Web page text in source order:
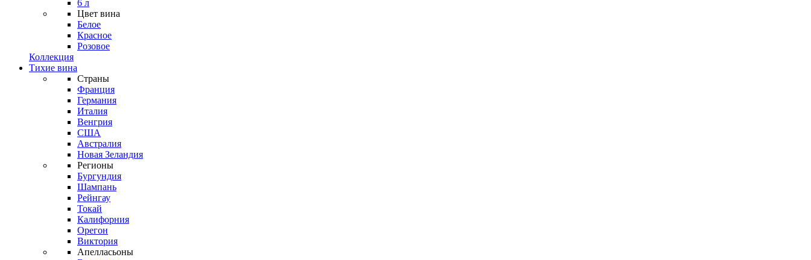
6 л
Цвет вина
Белое
Красное
Розовое
Коллекция
Тихие вина
Страны
Франция
Германия
Италия
Венгрия
США
Австралия
Новая Зеландия
Регионы
Бургундия
Шампань
Рейнгау
Токай
Калифорния
Орегон
Виктория
Апелласьоны